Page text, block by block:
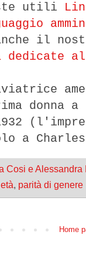
utili
il
a
Cosi e Alessandra
, parità di genere
Home